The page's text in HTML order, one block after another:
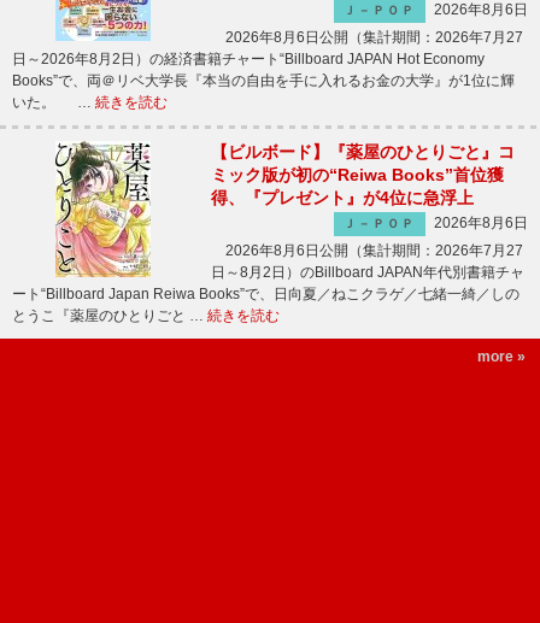
Ｊ－ＰＯＰ
2026年8月6日
2026年8月6日公開（集計期間：2026年7月27
日～2026年8月2日）の経済書籍チャート“Billboard JAPAN Hot Economy
Books”で、両＠リベ大学長『本当の自由を手に入れるお金の大学』が1位に輝
いた。 … 続きを読む
【ビルボード】『薬屋のひとりごと』コ
ミック版が初の“Reiwa Books”首位獲
得、『プレゼント』が4位に急浮上
Ｊ－ＰＯＰ
2026年8月6日
2026年8月6日公開（集計期間：2026年7月27
日～8月2日）のBillboard JAPAN年代別書籍チャ
ート“Billboard Japan Reiwa Books”で、日向夏／ねこクラゲ／七緒一綺／しの
とうこ『薬屋のひとりごと … 続きを読む
more »